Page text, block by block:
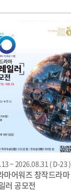
~ 2026.08.31 ( D-23 )
마어워즈 창작드라마
러 공모전